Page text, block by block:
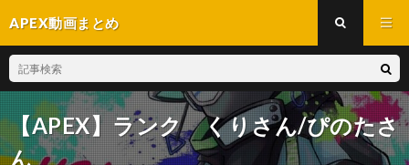
APEX動画まとめ
【APEX】ランク くりさん/ぴのたさ
ん